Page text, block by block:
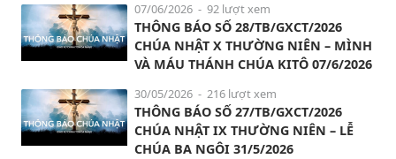
07/06/2026 - 92 lượt xem
THÔNG BÁO SỐ 28/TB/GXCT/2026
CHÚA NHẬT X THƯỜNG NIÊN – MÌNH
VÀ MÁU THÁNH CHÚA KITÔ 07/6/2026
30/05/2026 - 216 lượt xem
THÔNG BÁO SỐ 27/TB/GXCT/2026
CHÚA NHẬT IX THƯỜNG NIÊN – LỄ
CHÚA BA NGÔI 31/5/2026